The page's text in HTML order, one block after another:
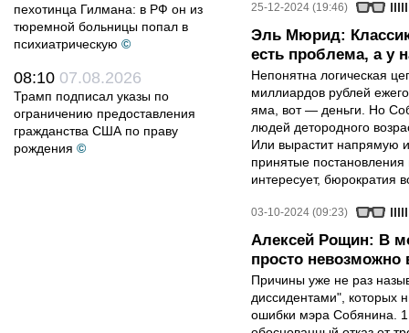
пехотинца Гилмана: в РФ он из
тюремной больницы попал в
психиатрическую ©
08:10 07.08.2026
Трамп подписал указы по
ограничению предоставления
гражданства США по праву
рождения ©
25-12-2024 (19:46)
Эль Мюрид:
есть проблема, а у
Непонятна логическая
миллиардов рублей
яма, вот — деньги. Но
людей детородного
Или вырастит напрямую
принятые
интересует,
03-10-2024 (09:23)
Алексей Рощин: В
просто невозможно
Причины уже не раз
диссидентами", которых
ошибки мэра Собянина.